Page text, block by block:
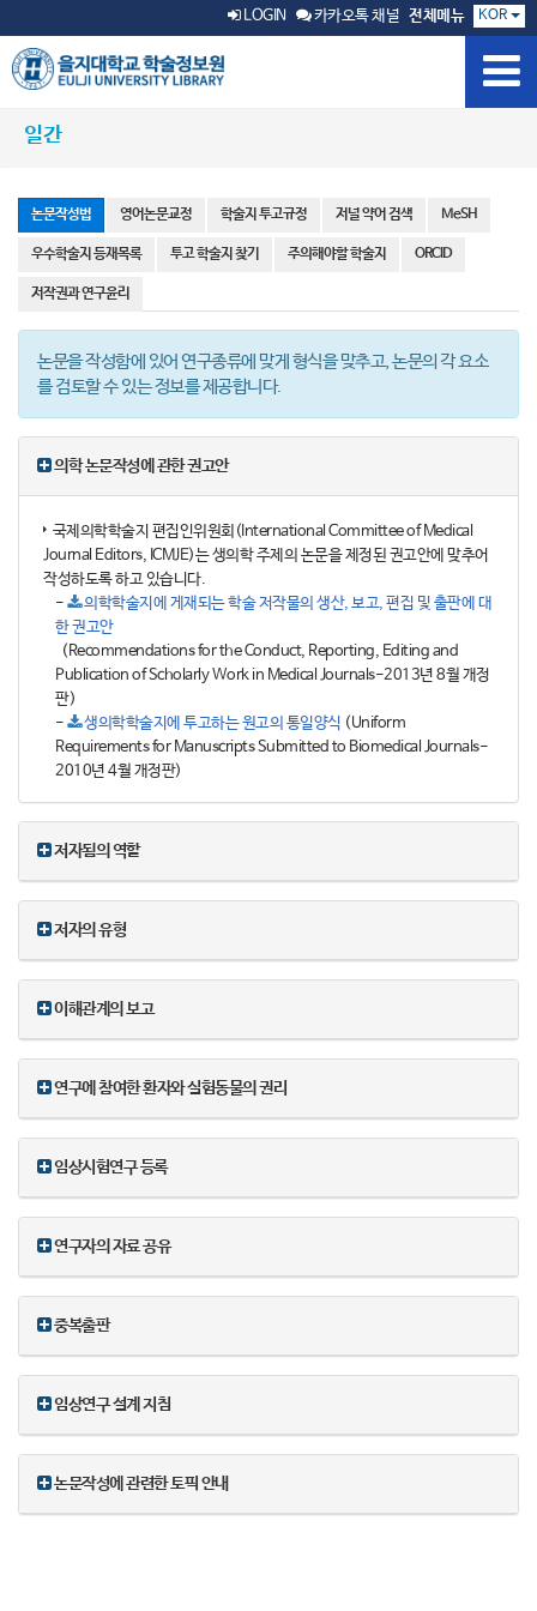
LOGIN 카카오톡 채널 전체메뉴 KOR
일간
논문작성법 영어논문교정 학술지 투고규정 저널 약어 검색 MeSH
우수학술지 등재목록 투고 학술지 찾기 주의해야할 학술지 ORCID
저작권과 연구윤리
논문을 작성함에 있어 연구종류에 맞게 형식을 맞추고, 논문의 각 요소
를 검토할 수 있는 정보를 제공합니다.
의학 논문작성에 관한 권고안
국제의학학술지 편집인위원회(International Committee of Medical
Journal Editors, ICMJE)는 생의학 주제의 논문을 제정된 권고안에 맞추어
작성하도록 하고 있습니다.
-
의학학술지에 게재되는 학술 저작물의 생산, 보고, 편집 및 출판에 대
한 권고안
(Recommendations for the Conduct, Reporting, Editing and
Publication of Scholarly Work in Medical Journals-2013년 8월 개정
판)
-
생의학학술지에 투고하는 원고의 통일양식 (Uniform
Requirements for Manuscripts Submitted to Biomedical Journals-
2010년 4월 개정판)
저자됨의 역할
저자의 유형
이해관계의 보고
연구에 참여한 환자와 실험동물의 권리
임상시험연구 등록
연구자의 자료 공유
중복출판
임상연구 설계 지침
논문작성에 관련한 토픽 안내